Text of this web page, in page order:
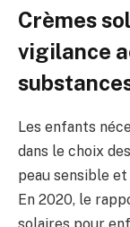
Crèmes
vigilance
Les enfants
dans le choix
peau sensible
En 2020, le